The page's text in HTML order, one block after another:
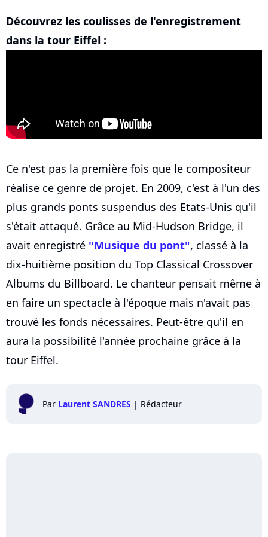
Découvrez les coulisses de l'enregistrement
dans la tour Eiffel :
Ce n'est pas la première fois que le compositeur
réalise ce genre de projet. En 2009, c'est à l'un des
plus grands ponts suspendus des Etats-Unis qu'il
s'était attaqué. Grâce au Mid-Hudson Bridge, il
avait enregistré "Musique du pont", classé à la
dix-huitième position du Top Classical Crossover
Albums du Billboard. Le chanteur pensait même à
en faire un spectacle à l'époque mais n'avait pas
trouvé les fonds nécessaires. Peut-être qu'il en
aura la possibilité l'année prochaine grâce à la
tour Eiffel.
Par Laurent SANDRES | Rédacteur